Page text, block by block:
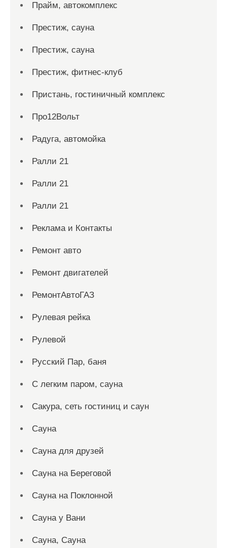
Прайм, автокомплекс
Престиж, сауна
Престиж, сауна
Престиж, фитнес-клуб
Пристань, гостиничный комплекс
Про12Вольт
Радуга, автомойка
Ралли 21
Ралли 21
Ралли 21
Реклама и Контакты
Ремонт авто
Ремонт двигателей
РемонтАвтоГАЗ
Рулевая рейка
Рулевой
Русский Пар, баня
С легким паром, сауна
Сакура, сеть гостиниц и саун
Сауна
Сауна для друзей
Сауна на Береговой
Сауна на Поклонной
Сауна у Вани
Сауна, Сауна